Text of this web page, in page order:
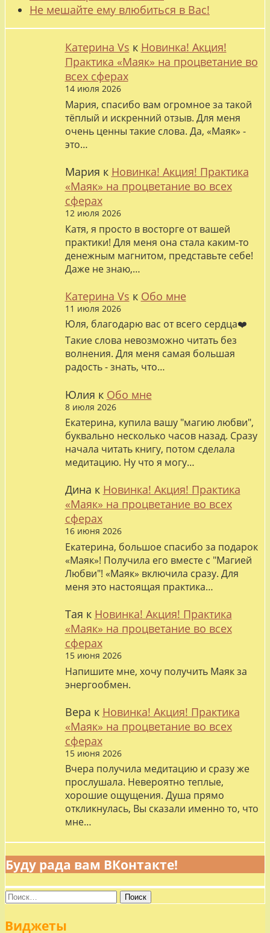
Не мешайте ему влюбиться в Вас!
Катерина Vs к Новинка! Акция!
Практика «Маяк» на процветание во
всех сферах
14 июля 2026
Мария, спасибо вам огромное за такой
тёплый и искренний отзыв. Для меня
очень ценны такие слова. Да, «Маяк» -
это…
Мария к Новинка! Акция! Практика
«Маяк» на процветание во всех
сферах
12 июля 2026
Катя, я просто в восторге от вашей
практики! Для меня она стала каким-то
денежным магнитом, представьте себе!
Даже не знаю,…
Катерина Vs к Обо мне
11 июля 2026
Юля, благодарю вас от всего сердца❤️
Такие слова невозможно читать без
волнения. Для меня самая большая
радость - знать, что…
Юлия к Обо мне
8 июля 2026
Екатерина, купила вашу "магию любви",
буквально несколько часов назад. Сразу
начала читать книгу, потом сделала
медитацию. Ну что я могу…
Дина к Новинка! Акция! Практика
«Маяк» на процветание во всех
сферах
16 июня 2026
Екатерина, большое спасибо за подарок
«Маяк»! Получила его вместе с "Магией
Любви"! «Маяк» включила сразу. Для
меня это настоящая практика…
Тая к Новинка! Акция! Практика
«Маяк» на процветание во всех
сферах
15 июня 2026
Напишите мне, хочу получить Маяк за
энергообмен.
Вера к Новинка! Акция! Практика
«Маяк» на процветание во всех
сферах
15 июня 2026
Вчера получила медитацию и сразу же
прослушала. Невероятно теплые,
хорошие ощущения. Душа прямо
откликнулась, Вы сказали именно то, что
мне…
Буду рада вам ВКонтакте!
Найти:
Виджеты